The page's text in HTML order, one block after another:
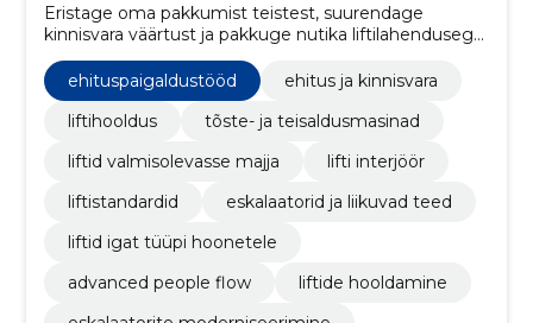
Eristage oma pakkumist teistest, suurendage
kinnisvara väärtust ja pakkuge nutika liftilahendusega
parimat kasutajaelamust.
ehituspaigaldustööd
ehitus ja kinnisvara
liftihooldus
tõste- ja teisaldusmasinad
liftid valmisolevasse majja
lifti interjöör
liftistandardid
eskalaatorid ja liikuvad teed
liftid igat tüüpi hoonetele
advanced people flow
liftide hooldamine